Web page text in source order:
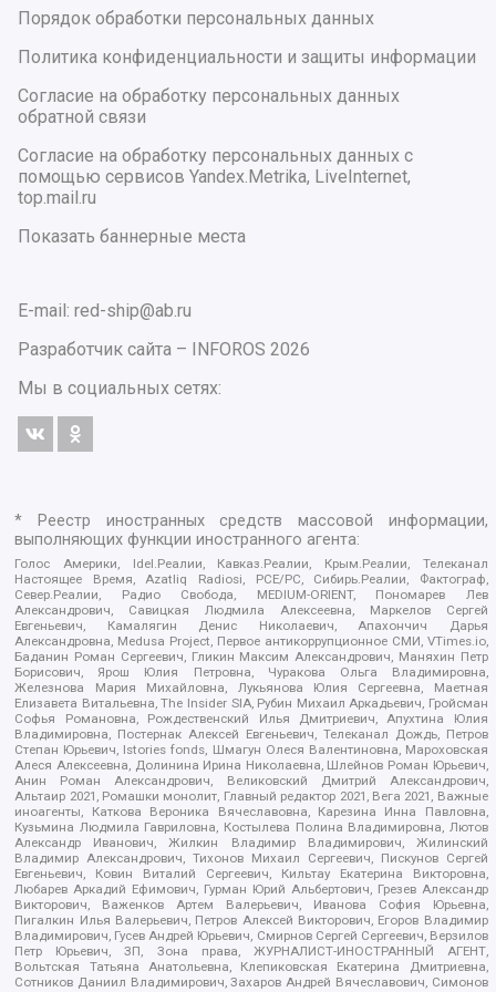
Порядок обработки персональных данных
Политика конфиденциальности и защиты информации
Согласие на обработку персональных данных
обратной связи
Согласие на обработку персональных данных с
помощью сервисов Yandex.Metrika, LiveInternet,
top.mail.ru
Показать баннерные места
E-mail: red-ship@ab.ru
Разработчик сайта –
INFOROS 2026
Мы в социальных сетях:
* Реестр иностранных средств массовой информации,
выполняющих функции иностранного агента:
Голос Америки, Idel.Реалии, Кавказ.Реалии, Крым.Реалии, Телеканал
Настоящее Время, Azatliq Radiosi, PCE/PC, Сибирь.Реалии, Фактограф,
Север.Реалии, Радио Свобода, MEDIUM-ORIENT, Пономарев Лев
Александрович, Савицкая Людмила Алексеевна, Маркелов Сергей
Евгеньевич, Камалягин Денис Николаевич, Апахончич Дарья
Александровна, Medusa Project, Первое антикоррупционное СМИ, VTimes.io,
Баданин Роман Сергеевич, Гликин Максим Александрович, Маняхин Петр
Борисович, Ярош Юлия Петровна, Чуракова Ольга Владимировна,
Железнова Мария Михайловна, Лукьянова Юлия Сергеевна, Маетная
Елизавета Витальевна, The Insider SIA, Рубин Михаил Аркадьевич, Гройсман
Софья Романовна, Рождественский Илья Дмитриевич, Апухтина Юлия
Владимировна, Постернак Алексей Евгеньевич, Телеканал Дождь, Петров
Степан Юрьевич, Istories fonds, Шмагун Олеся Валентиновна, Мароховская
Алеся Алексеевна, Долинина Ирина Николаевна, Шлейнов Роман Юрьевич,
Анин Роман Александрович, Великовский Дмитрий Александрович,
Альтаир 2021, Ромашки монолит, Главный редактор 2021, Вега 2021, Важные
иноагенты, Каткова Вероника Вячеславовна, Карезина Инна Павловна,
Кузьмина Людмила Гавриловна, Костылева Полина Владимировна, Лютов
Александр Иванович, Жилкин Владимир Владимирович, Жилинский
Владимир Александрович, Тихонов Михаил Сергеевич, Пискунов Сергей
Евгеньевич, Ковин Виталий Сергеевич, Кильтау Екатерина Викторовна,
Любарев Аркадий Ефимович, Гурман Юрий Альбертович, Грезев Александр
Викторович, Важенков Артем Валерьевич, Иванова София Юрьевна,
Пигалкин Илья Валерьевич, Петров Алексей Викторович, Егоров Владимир
Владимирович, Гусев Андрей Юрьевич, Смирнов Сергей Сергеевич, Верзилов
Петр Юрьевич, ЗП, Зона права, ЖУРНАЛИСТ-ИНОСТРАННЫЙ АГЕНТ,
Вольтская Татьяна Анатольевна, Клепиковская Екатерина Дмитриевна,
Сотников Даниил Владимирович, Захаров Андрей Вячеславович, Симонов